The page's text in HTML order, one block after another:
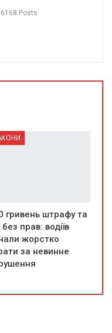
6168 Posts
гривень штрафу та
без прав: водіїв
жорстко
за невинне